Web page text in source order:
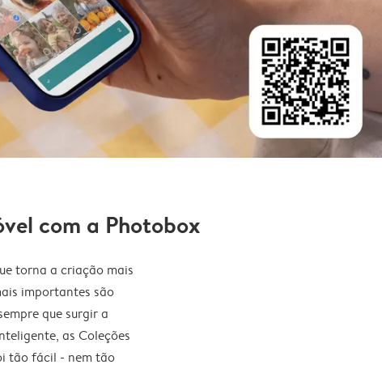
com a Photobox
torna a criação mais
importantes são
que surgir a
as Coleções
tão fácil - nem tão